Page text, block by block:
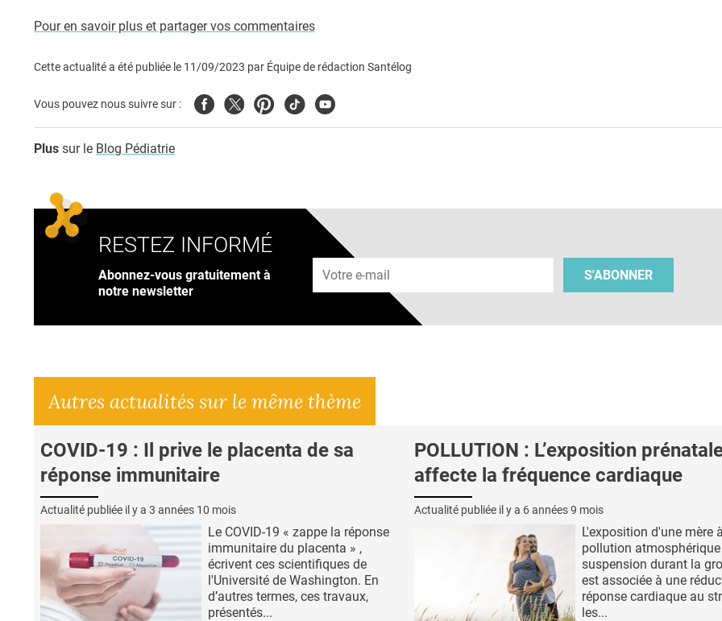
Pour en savoir plus et partager vos commentaires
Cette actualité a été publiée le 11/09/2023 par Équipe de rédaction Santélog
Vous pouvez nous suivre sur : FacebookTwitterPinterest
TiktokYoutube
Plus sur le Blog Pédiatrie
RESTEZ INFORMÉ
Abonnez-vous gratuitement à
notre newsletter
Adresse e-mail
S'ABONNER
Autres actualités sur le même thème
COVID-19 : Il prive le placenta de sa
réponse immunitaire
Actualité publiée il y a 3 années 10 mois
Le COVID-19 « zappe la réponse
immunitaire du placenta » ,
écrivent ces scientifiques de
l'Université de Washington. En
d’autres termes, ces travaux,
présentés...
POLLUTION : L’exposition
affecte la fréquence cardiaque
Actualité publiée il y a 6 années 9 mois
L'exposition d'une mère
pollution atmosphérique
suspension durant la
est associée à une
réponse cardiaque au
les...